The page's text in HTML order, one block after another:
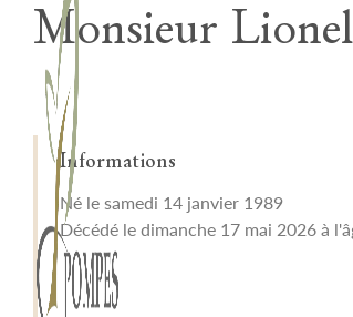
Monsieur
Informations
Né le samedi 14 janvier 1989
Décédé le dimanche 17 mai 2026 à